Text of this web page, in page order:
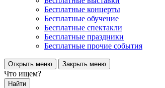
Бесплатные концерты
Бесплатные обучение
Бесплатные спектакли
Бесплатные праздники
Бесплатные прочие события
Открыть меню Закрыть меню
Что ищем?
Найти